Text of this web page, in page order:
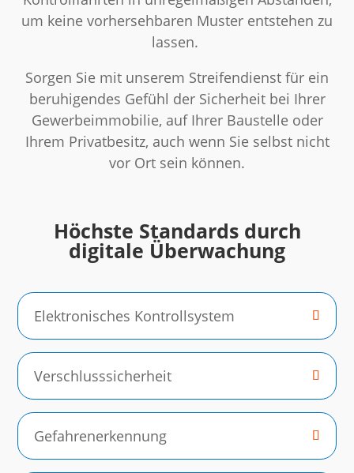
um keine vorhersehbaren Muster entstehen zu
lassen.
Sorgen Sie mit unserem Streifendienst für ein
beruhigendes Gefühl der Sicherheit bei Ihrer
Gewerbeimmobilie, auf Ihrer Baustelle oder
Ihrem Privatbesitz, auch wenn Sie selbst nicht
vor Ort sein können.
Höchste Standards durch
digitale Überwachung
Elektronisches Kontrollsystem
Verschlusssicherheit
Gefahrenerkennung